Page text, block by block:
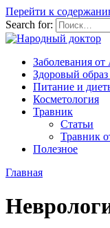
Перейти к
Search for:
Заболевания
Здоровый
Питание и
Косметология
Травник
Статьи
Травник
Полезное
Главная